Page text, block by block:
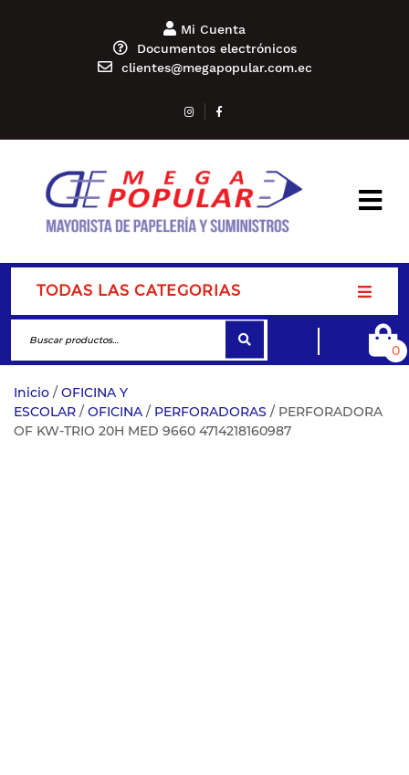
Mi Cuenta
Documentos electrónicos
clientes@megapopular.com.ec
TODAS LAS CATEGORIAS
0
Inicio / OFICINA Y
ESCOLAR / OFICINA / PERFORADORAS / PERFORADORA
OF KW-TRIO 20H MED 9660 4714218160987